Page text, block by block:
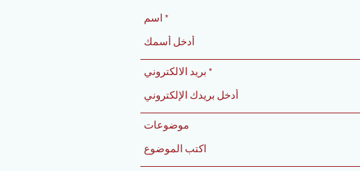
اسم
بريد الالكتروني
موضوعات